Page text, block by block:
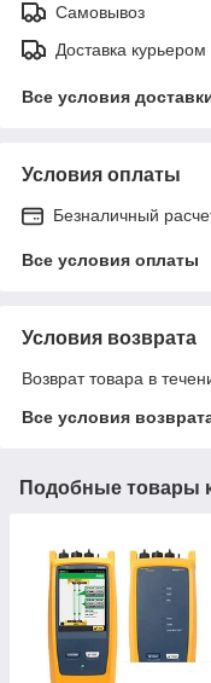
Самовывоз
Доставка курьером
Все условия
Условия оплаты
Безналичный
Все условия оплаты
Условия возврата
Возврат товара в
Все условия
Подобные товары